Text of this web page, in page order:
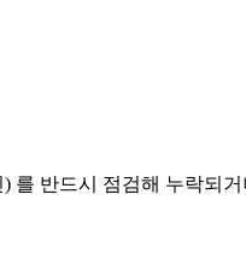
를 반드시 점검해 누락되